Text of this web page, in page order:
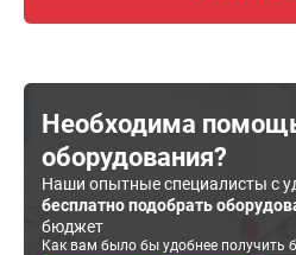
Необходима
оборудования?
Наши опытные специалисты с
бесплатно подобрать
бюджет
Как вам было бы удобнее получить